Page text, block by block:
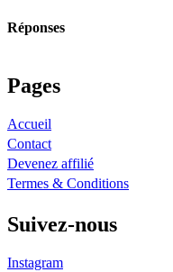
Réponses
Pages
Accueil
Contact
Devenez affilié
Termes & Conditions
Suivez-nous
Instagram